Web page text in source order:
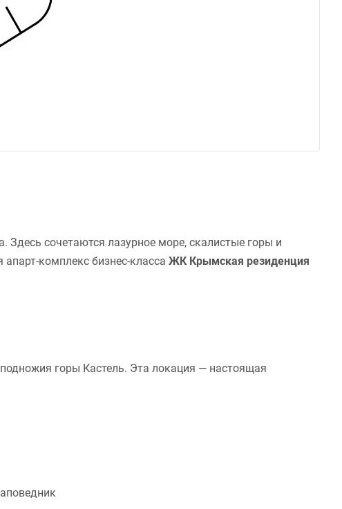
Здесь сочетаются лазурное море, скалистые горы и
комплекс бизнес-класса ЖК Крымская резиденция
горы Кастель. Эта локация — настоящая